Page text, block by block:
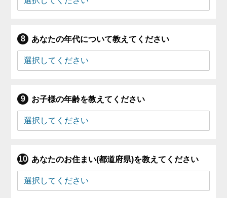
あなたの年代について教えてください
お子様の年齢を教えてください
あなたのお住まい(都道府県)を教えてください